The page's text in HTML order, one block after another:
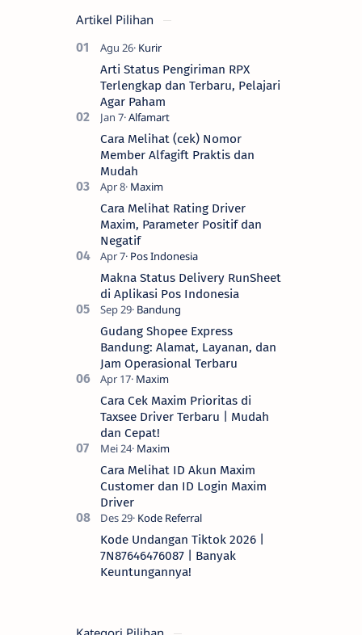
Artikel Pilihan
Arti Status Pengiriman RPX
Terlengkap dan Terbaru, Pelajari
Agar Paham
Cara Melihat (cek) Nomor
Member Alfagift Praktis dan
Mudah
Cara Melihat Rating Driver
Maxim, Parameter Positif dan
Negatif
Makna Status Delivery RunSheet
di Aplikasi Pos Indonesia
Gudang Shopee Express
Bandung: Alamat, Layanan, dan
Jam Operasional Terbaru
Cara Cek Maxim Prioritas di
Taxsee Driver Terbaru | Mudah
dan Cepat!
Cara Melihat ID Akun Maxim
Customer dan ID Login Maxim
Driver
Kode Undangan Tiktok 2026 |
7N87646476087 | Banyak
Keuntungannya!